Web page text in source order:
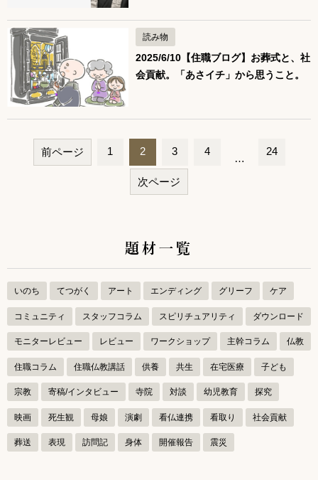
読み物
2025/6/10【住職ブログ】お葬式と、社
会貢献。「あさイチ」から思うこと。
ゲ
ー
シ
ョ
ン
前ページ 1 2 3 4
…
24
次ページ
題材一覧
いのち てつがく アート エンディング グリーフ ケア
コミュニティ スタッフコラム スピリチュアリティ ダウンロード
モニターレビュー レビュー ワークショップ 主幹コラム 仏教
住職コラム 住職仏教講話 供養 共生 在宅医療 子ども
宗教 寄稿/インタビュー 寺院 対談 幼児教育 探究
映画 死生観 母娘 演劇 看仏連携 看取り 社会貢献
葬送 表現 訪問記 身体 開催報告 震災